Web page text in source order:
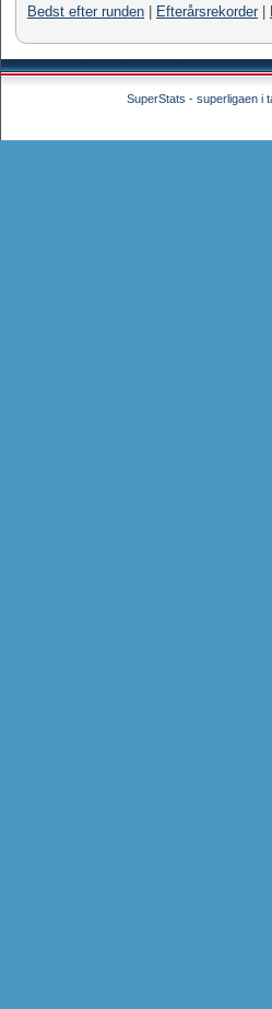
Bedst efter runden
Efterårsrekorder
SuperStats - superligaen i